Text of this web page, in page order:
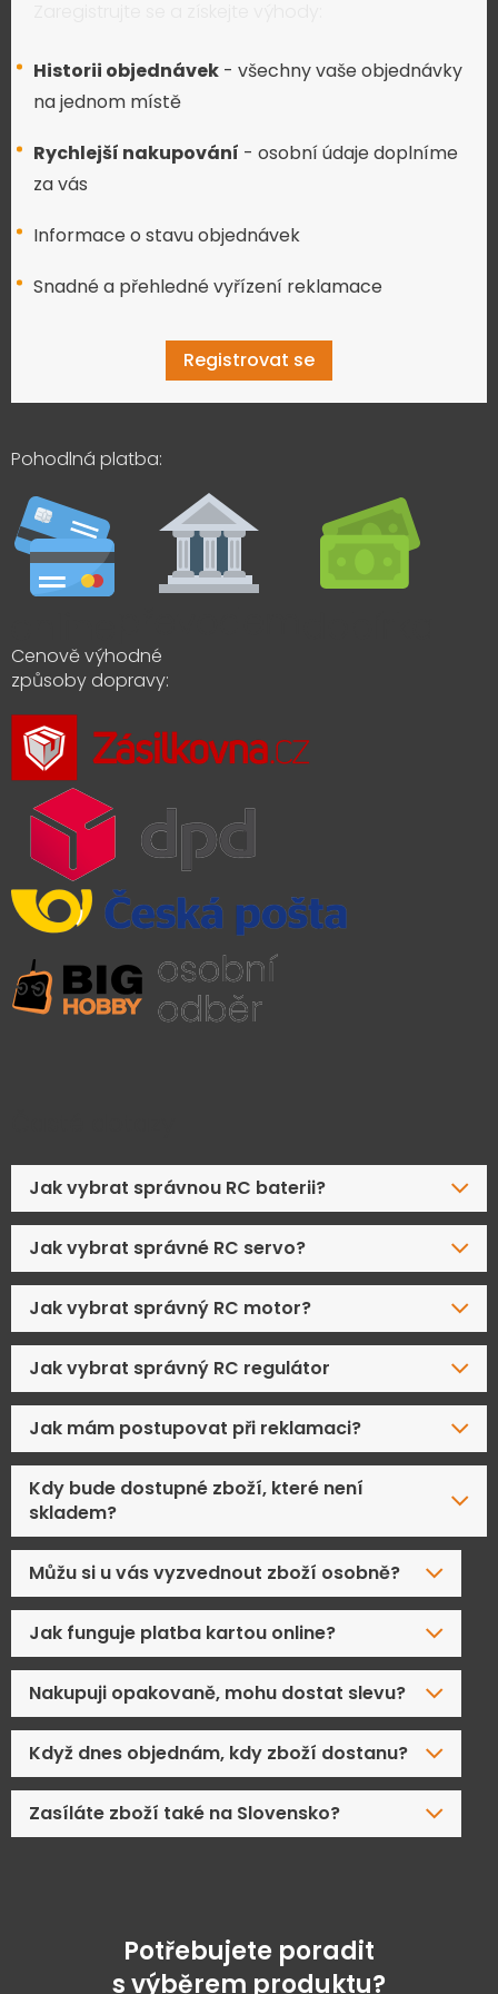
Historii objednávek - všechny vaše objednávky
na jednom místě
Rychlejší nakupování - osobní údaje doplníme
za vás
Informace o stavu objednávek
Snadné a přehledné vyřízení reklamace
Registrovat se
Pohodlná platba:
Cenově výhodné
způsoby dopravy:
Jak vybrat správnou RC baterii?
Jak vybrat správné RC servo?
Jak vybrat správný RC motor?
Jak vybrat správný RC regulátor
Jak mám postupovat při reklamaci?
Kdy bude dostupné zboží, které není
skladem?
Můžu si u vás vyzvednout zboží osobně?
Jak funguje platba kartou online?
Nakupuji opakovaně, mohu dostat slevu?
Když dnes objednám, kdy zboží dostanu?
Zasíláte zboží také na Slovensko?
Potřebujete poradit
s výběrem produktu?